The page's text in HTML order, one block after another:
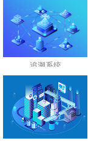
追溯系统